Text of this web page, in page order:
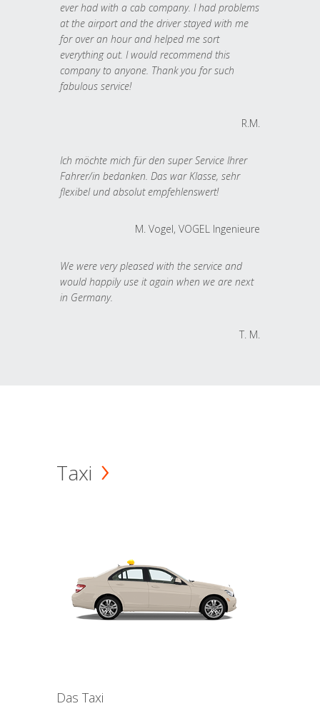
ever had with a cab company. I had problems
at the airport and the driver stayed with me
for over an hour and helped me sort
everything out. I would recommend this
company to anyone. Thank you for such
fabulous service!
R.M.
Ich möchte mich für den super Service Ihrer
Fahrer/in bedanken. Das war Klasse, sehr
flexibel und absolut empfehlenswert!
M. Vogel, VOGEL Ingenieure
We were very pleased with the service and
would happily use it again when we are next
in Germany.
T. M.
Taxi
Das Taxi